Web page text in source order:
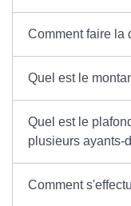
Comment faire la
Quel est le
Quel est le
plusieurs ayants-
Comment